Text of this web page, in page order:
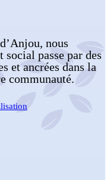
nous
social passe par des
et ancrées dans la
communauté.